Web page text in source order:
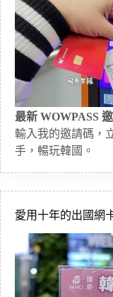
最新 WOWPASS
輸入我的邀請碼，
手，暢玩韓國。
愛用十年的出國網